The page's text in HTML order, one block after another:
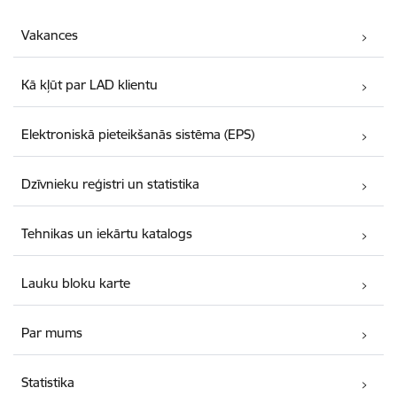
Vakances
Kā kļūt par LAD klientu
Elektroniskā pieteikšanās sistēma (EPS)
Dzīvnieku reģistri un statistika
Tehnikas un iekārtu katalogs
Lauku bloku karte
Par mums
Statistika